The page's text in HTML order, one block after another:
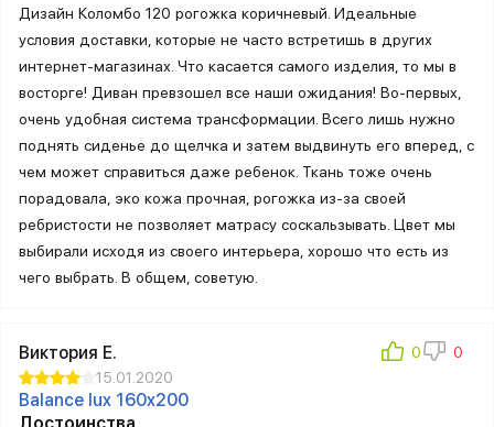
Дизайн Коломбо 120 рогожка коричневый. Идеальные
условия доставки, которые не часто встретишь в других
интернет-магазинах. Что касается самого изделия, то мы в
восторге! Диван превзошел все наши ожидания! Во-первых,
очень удобная система трансформации. Всего лишь нужно
поднять сиденье до щелчка и затем выдвинуть его вперед, с
чем может справиться даже ребенок. Ткань тоже очень
порадовала, эко кожа прочная, рогожка из-за своей
ребристости не позволяет матрасу соскальзывать. Цвет мы
выбирали исходя из своего интерьера, хорошо что есть из
чего выбрать. В общем, советую.
Виктория Е.
15.01.2020
Balance lux 160x200